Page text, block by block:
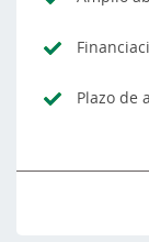
Plazo de